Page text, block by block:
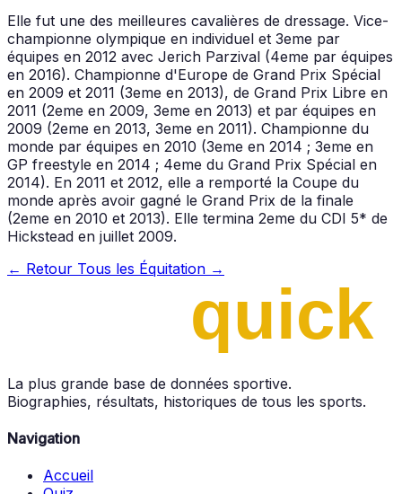
Elle fut une des meilleures cavalières de dressage. Vice-
championne olympique en individuel et 3eme par
équipes en 2012 avec Jerich Parzival (4eme par équipes
en 2016). Championne d'Europe de Grand Prix Spécial
en 2009 et 2011 (3eme en 2013), de Grand Prix Libre en
2011 (2eme en 2009, 3eme en 2013) et par équipes en
2009 (2eme en 2013, 3eme en 2011). Championne du
monde par équipes en 2010 (3eme en 2014 ; 3eme en
GP freestyle en 2014 ; 4eme du Grand Prix Spécial en
2014). En 2011 et 2012, elle a remporté la Coupe du
monde après avoir gagné le Grand Prix de la finale
(2eme en 2010 et 2013). Elle termina 2eme du CDI 5* de
Hickstead en juillet 2009.
← Retour Tous les Équitation →
La plus grande base de données sportive.
Biographies, résultats, historiques de tous les sports.
Navigation
Accueil